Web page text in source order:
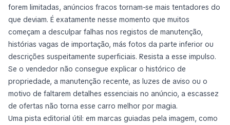
forem limitadas, anúncios fracos tornam-se mais tentadores do
que deviam. É exatamente nesse momento que muitos
começam a desculpar falhas nos registos de manutenção,
histórias vagas de importação, más fotos da parte inferior ou
descrições suspeitamente superficiais. Resista a esse impulso.
Se o vendedor não consegue explicar o histórico de
propriedade, a manutenção recente, as luzes de aviso ou o
motivo de faltarem detalhes essenciais no anúncio, a escassez
de ofertas não torna esse carro melhor por magia.
Uma pista editorial útil: em marcas guiadas pela imagem, como